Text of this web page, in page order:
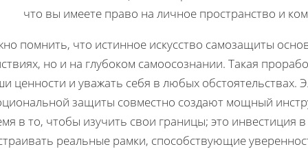
что вы имеете право на личное пространство и
помнить, что истинное искусство самозащиты
но и на глубоком самоосознании. Такая
ценности и уважать себя в любых обстоятельствах.
защиты совместно создают мощный
в то, чтобы изучить свои границы; это инвестиция
реальные рамки, способствующие